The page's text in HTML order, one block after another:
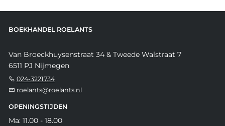
BOEKHANDEL ROELANTS
Van Broeckhuysenstraat 34 & Tweede Walstraat 7
6511 PJ Nijmegen
024-3221734
roelants@roelants.nl
OPENINGSTIJDEN
Ma: 11.00 - 18.00